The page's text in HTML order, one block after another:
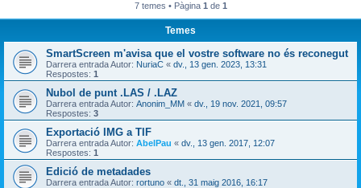
7 temes • Pàgina 1 de 1
Temes
SmartScreen m'avisa que el vostre software no és reconegut
Darrera entrada Autor: NuriaC « dv., 13 gen. 2023, 13:31
Respostes: 1
Nubol de punt .LAS / .LAZ
Darrera entrada Autor: Anonim_MM « dv., 19 nov. 2021, 09:57
Respostes: 3
Exportació IMG a TIF
Darrera entrada Autor: AbelPau « dv., 13 gen. 2017, 12:07
Respostes: 1
Edició de metadades
Darrera entrada Autor: rortuno « dt., 31 maig 2016, 16:17